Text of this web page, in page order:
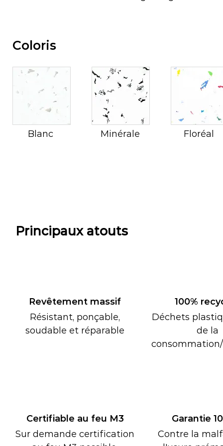
Coloris
Blanc Minérale Floréal
Principaux atouts
Revêtement massif
Résistant, ponçable,
soudable et réparable
100%
Déchets
de la
Certifiable au feu M3
Sur demande certification
Garantie
Contre la